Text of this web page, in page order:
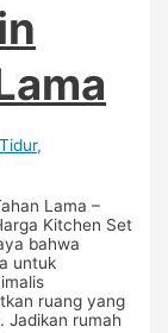
,
Lama –
Kitchen Set
bahwa
untuk
ruang yang
Jadikan rumah